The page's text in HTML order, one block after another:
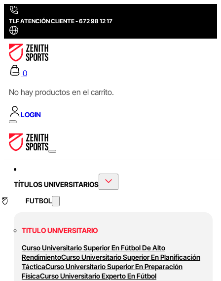
TLF ATENCIÓN CLIENTE - 672 98 12 17
0
No hay productos en el carrito.
LOGIN
TÍTULOS UNIVERSITARIOS
FUTBOL
TITULO UNIVERSITARIO
Curso Universitario Superior En Fútbol De Alto
RendimientoCurso Universitario Superior En Planificación
TácticaCurso Universitario Superior En Preparación
FísicaCurso Universitario Experto En Fútbol